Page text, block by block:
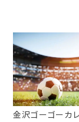
金沢ゴーゴーカ